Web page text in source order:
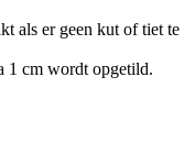
als er geen kut of tiet te
1 cm wordt opgetild.